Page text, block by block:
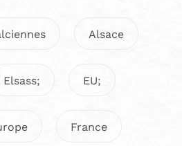
Alsace
Elsass; EU;
France